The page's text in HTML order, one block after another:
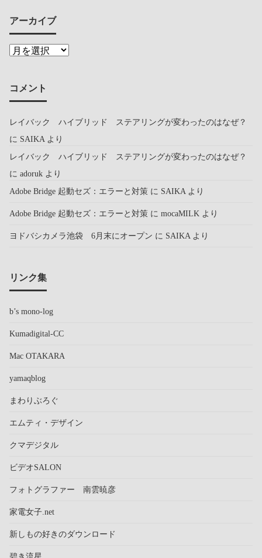
アーカイブ
コメント
レイバック ハイブリッド ステアリングが変わったのはなぜ？
に SAIKA より
レイバック ハイブリッド ステアリングが変わったのはなぜ？
に adoruk より
Adobe Bridge 起動セズ：エラーと対策 に SAIKA より
Adobe Bridge 起動セズ：エラーと対策 に mocaMILK より
ヨドバシカメラ池袋 6月末にオープン に SAIKA より
リンク集
b’s mono-log
Kumadigital-CC
Mac OTAKARA
yamaqblog
まわりぶろぐ
エムティ・デザイン
クマデジタル
ビデオSALON
フォトグラファー 南雲暁彦
家電女子.net
新しもの好きのダウンロード